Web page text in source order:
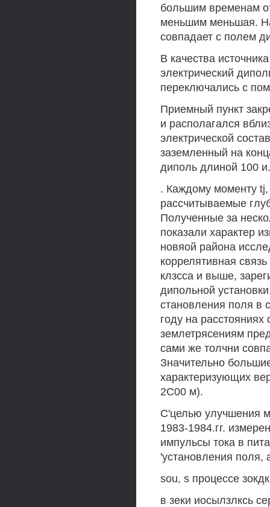
большим временам
меньшим меньшая.
совпадает с полем
В качества
электрический
переключались с
Приемный пункт
и располагался
электрической
заземленный на
диполь длиной 100 и.
. Каждому моменту tj,
рассчитываемые
Полученные за
показали характер
новяой района
коррелятивная
клзсса и выше,
дипольной
становления поля в
году на
землетрясениям
сами же толчни
Значительно
характеризующих
2С00 м).
С'целью улучшения
1983-1984.гг.
импульсы тока в
'установления поля,
sou, s процессе
в зеки иосылзлксь